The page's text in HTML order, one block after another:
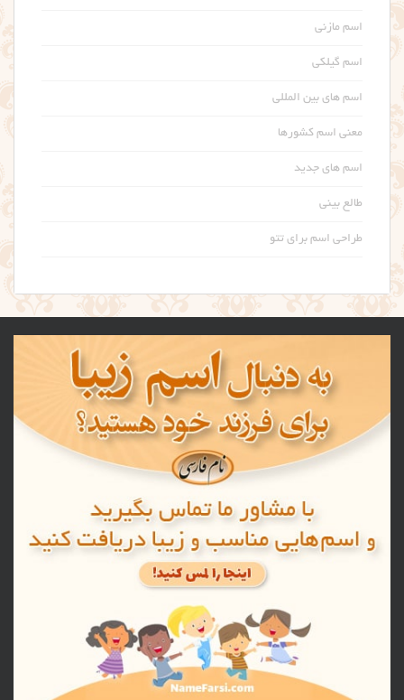
اسم مازنی
اسم گیلکی
اسم های بین المللی
معنی اسم کشورها
اسم های جدید
طالع بینی
طراحی اسم برای تتو